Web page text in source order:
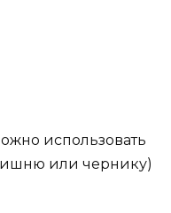
использовать
или чернику)